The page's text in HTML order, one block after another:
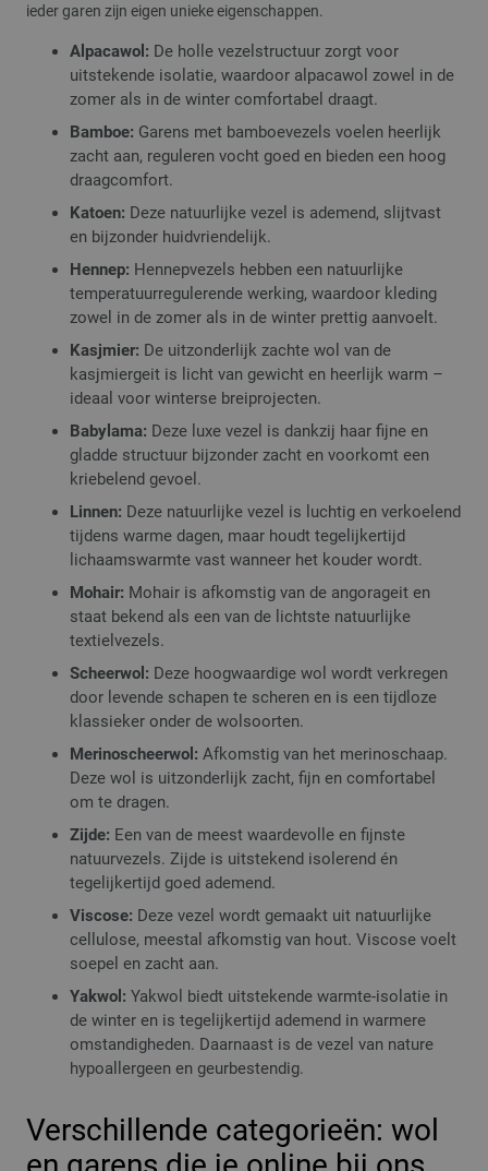
ieder garen zijn eigen unieke eigenschappen.
Alpacawol: De holle vezelstructuur zorgt voor
uitstekende isolatie, waardoor alpacawol zowel in de
zomer als in de winter comfortabel draagt.
Bamboe: Garens met bamboevezels voelen heerlijk
zacht aan, reguleren vocht goed en bieden een hoog
draagcomfort.
Katoen: Deze natuurlijke vezel is ademend, slijtvast
en bijzonder huidvriendelijk.
Hennep: Hennepvezels hebben een natuurlijke
temperatuurregulerende werking, waardoor kleding
zowel in de zomer als in de winter prettig aanvoelt.
Kasjmier: De uitzonderlijk zachte wol van de
kasjmiergeit is licht van gewicht en heerlijk warm –
ideaal voor winterse breiprojecten.
Babylama: Deze luxe vezel is dankzij haar fijne en
gladde structuur bijzonder zacht en voorkomt een
kriebelend gevoel.
Linnen: Deze natuurlijke vezel is luchtig en verkoelend
tijdens warme dagen, maar houdt tegelijkertijd
lichaamswarmte vast wanneer het kouder wordt.
Mohair: Mohair is afkomstig van de angorageit en
staat bekend als een van de lichtste natuurlijke
textielvezels.
Scheerwol: Deze hoogwaardige wol wordt verkregen
door levende schapen te scheren en is een tijdloze
klassieker onder de wolsoorten.
Merinoscheerwol: Afkomstig van het merinoschaap.
Deze wol is uitzonderlijk zacht, fijn en comfortabel
om te dragen.
Zijde: Een van de meest waardevolle en fijnste
natuurvezels. Zijde is uitstekend isolerend én
tegelijkertijd goed ademend.
Viscose: Deze vezel wordt gemaakt uit natuurlijke
cellulose, meestal afkomstig van hout. Viscose voelt
soepel en zacht aan.
Yakwol: Yakwol biedt uitstekende warmte-isolatie in
de winter en is tegelijkertijd ademend in warmere
omstandigheden. Daarnaast is de vezel van nature
hypoallergeen en geurbestendig.
Verschillende categorieën: wol